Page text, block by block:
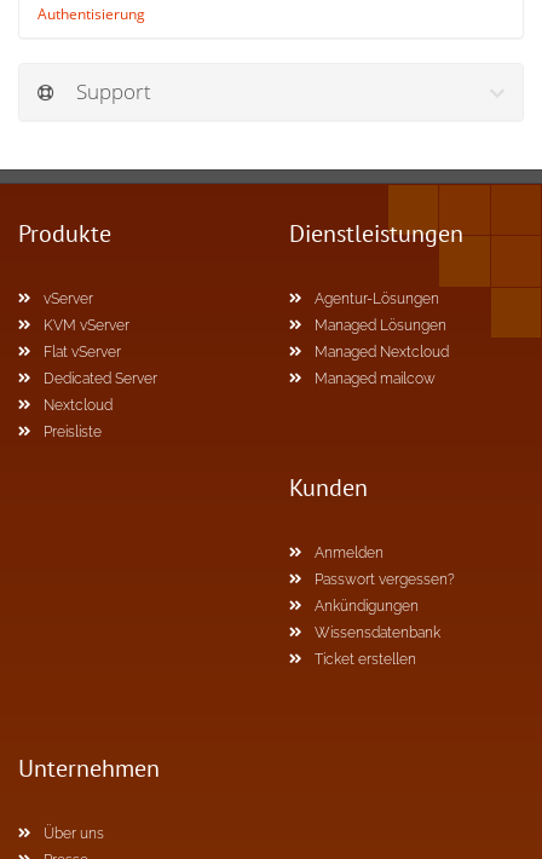
Authentisierung
Support
Produkte
vServer
KVM vServer
Flat vServer
Dedicated Server
Nextcloud
Preisliste
Dienstleistungen
Agentur-Lösungen
Managed Lösungen
Managed Nextcloud
Managed mailcow
Kunden
Anmelden
Passwort vergessen?
Ankündigungen
Wissensdatenbank
Ticket erstellen
Unternehmen
Über uns